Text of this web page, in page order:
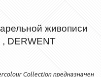
живописи
DERWENT
Collection предназначен